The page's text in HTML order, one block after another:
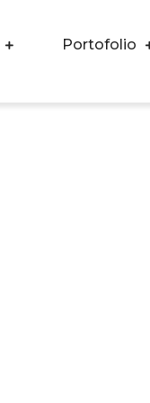
Portofolio